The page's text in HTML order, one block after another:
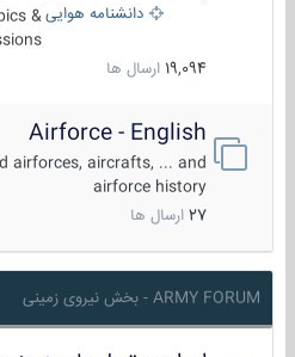
دانشنامه هوایی&
19,094 ارسال ها
Airforce - English
airforces, aircrafts, ... and
airforce history
27 ارسال ها
ARMY FORUM - بخش نیروی زمینی